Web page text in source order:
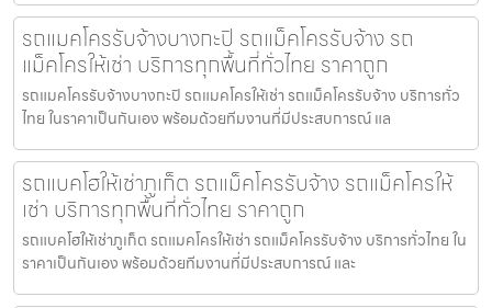
รถแมคโครรับจ้างบางกะปิ รถแม็คโครรับจ้าง รถ
แม็คโครให้เช่า บริการทุกพื้นที่ทั่วไทย ราคาถูก
รถแมคโครรับจ้างบางกะปิ รถแมคโครให้เช่า รถแม็คโครรับจ้าง บริการทั่ว
ไทย ในราคาเป็นกันเอง พร้อมด้วยทีมงานที่มีประสบการณ์ แล
รถแบคโฮให้เช่าภูเก็ต รถแม็คโครรับจ้าง รถแม็คโครให้
เช่า บริการทุกพื้นที่ทั่วไทย ราคาถูก
รถแบคโฮให้เช่าภูเก็ต รถแมคโครให้เช่า รถแม็คโครรับจ้าง บริการทั่วไทย ใน
ราคาเป็นกันเอง พร้อมด้วยทีมงานที่มีประสบการณ์ และ